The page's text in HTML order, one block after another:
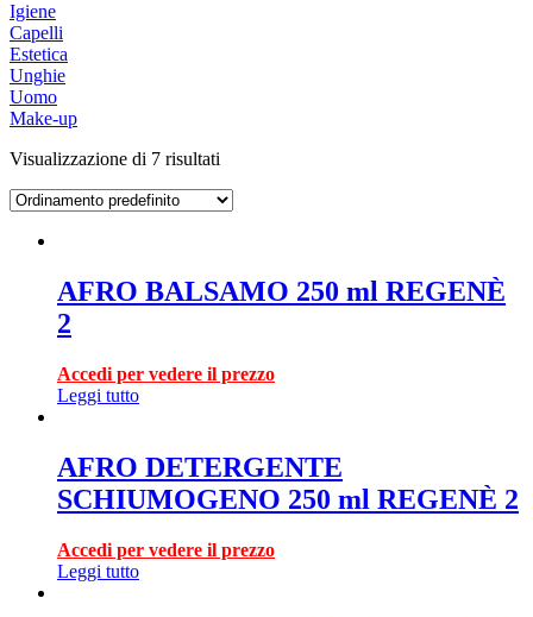
Igiene
Capelli
Estetica
Unghie
Uomo
Make-up
Visualizzazione di 7 risultati
AFRO BALSAMO 250 ml REGENÈ
2
Accedi per vedere il prezzo
Leggi tutto
AFRO DETERGENTE
SCHIUMOGENO 250 ml REGENÈ 2
Accedi per vedere il prezzo
Leggi tutto